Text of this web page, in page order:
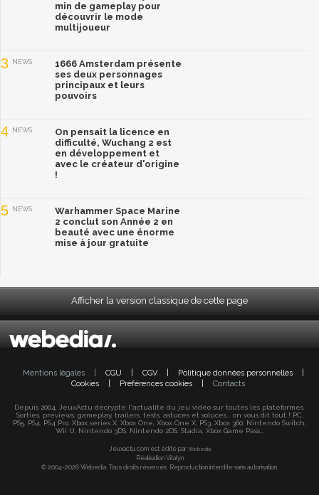
min de gameplay pour
découvrir le mode
multijoueur
3 NEWS
1666 Amsterdam présente
ses deux personnages
principaux et leurs
pouvoirs
4 NEWS
On pensait la licence en
difficulté, Wuchang 2 est
en développement et
avec le créateur d'origine
!
5 NEWS
Warhammer Space Marine
2 conclut son Année 2 en
beauté avec une énorme
mise à jour gratuite
Afficher la version classique de cette page
Mentions légales CGU CGV Politique données personnelles
Cookies
Préférences cookies Contacts
Depuis 2004, JeuxActu décrypte l'actualité du jeu vidéo sur toutes les plateformes.
Sorties, previews, gameplay, trailers, tests, astuces et soluces... on vous dit tout ! PC,
PS5, PS4, PS4 Pro, Xbox series X, Xbox One, Xbox One X, PS3, Xbox 360, Nintendo Switch,
Wii U, Nintendo 3DS, Nintendo 2DS, Stadia, Xbox Game Pass...
Jeuxactu.com est édité par Webedia
Réalisation Vitalyn
© 2004-2026 Webedia. Tous droits réservés. Reproduction interdite sans autorisation.